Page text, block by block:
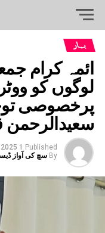
بہار
ائمہ کرام
لوگوں کو
پرخصوصی
Published
1 year ago
By سچ کی آواز